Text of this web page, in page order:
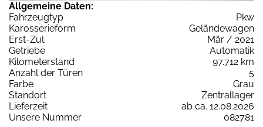
Allgemeine Daten:
Fahrzeugtyp
Pkw
Karosserieform
Geländewagen
Erst-Zul.
Mär / 2021
Getriebe
Automatik
Kilometerstand
97.712 km
Anzahl der Türen
5
Farbe
Grau
Standort
Zentrallager
Lieferzeit
ab ca. 12.08.2026
Unsere Nummer
082781